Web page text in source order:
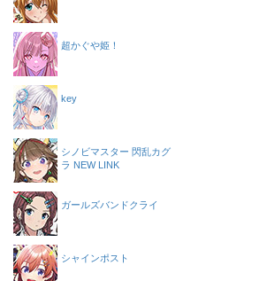
超かぐや姫！
key
シノビマスター 閃乱カグ
ラ NEW LINK
ガールズバンドクライ
シャインポスト